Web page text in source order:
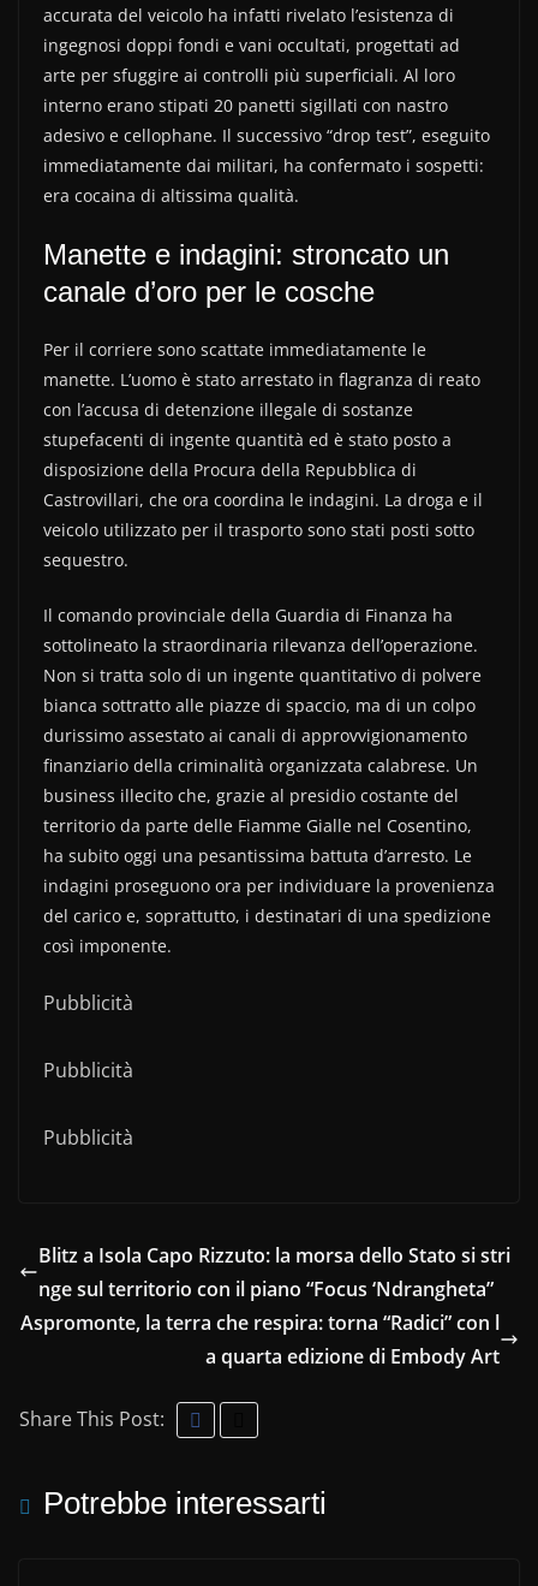
accurata del veicolo ha infatti rivelato l’esistenza di
ingegnosi doppi fondi e vani occultati, progettati ad
arte per sfuggire ai controlli più superficiali. Al loro
interno erano stipati 20 panetti sigillati con nastro
adesivo e cellophane. Il successivo “drop test”, eseguito
immediatamente dai militari, ha confermato i sospetti:
era cocaina di altissima qualità.
Manette e indagini: stroncato un
canale d’oro per le cosche
Per il corriere sono scattate immediatamente le
manette. L’uomo è stato arrestato in flagranza di reato
con l’accusa di detenzione illegale di sostanze
stupefacenti di ingente quantità ed è stato posto a
disposizione della Procura della Repubblica di
Castrovillari, che ora coordina le indagini. La droga e il
veicolo utilizzato per il trasporto sono stati posti sotto
sequestro.
Il comando provinciale della Guardia di Finanza ha
sottolineato la straordinaria rilevanza dell’operazione.
Non si tratta solo di un ingente quantitativo di polvere
bianca sottratto alle piazze di spaccio, ma di un colpo
durissimo assestato ai canali di approvvigionamento
finanziario della criminalità organizzata calabrese. Un
business illecito che, grazie al presidio costante del
territorio da parte delle Fiamme Gialle nel Cosentino,
ha subito oggi una pesantissima battuta d’arresto. Le
indagini proseguono ora per individuare la provenienza
del carico e, soprattutto, i destinatari di una spedizione
così imponente.
Pubblicità
Pubblicità
Pubblicità
Blitz a Isola Capo Rizzuto: la morsa dello Stato si stri
nge sul territorio con il piano “Focus ‘Ndrangheta”
Aspromonte, la terra che respira: torna “Radici” con l
a quarta edizione di Embody Art
Share This Post:
Potrebbe interessarti